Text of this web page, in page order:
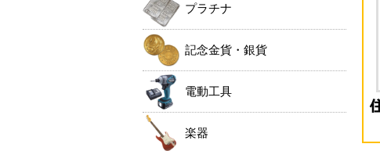
プラチナ
記念金貨・銀貨
電動工具
楽器